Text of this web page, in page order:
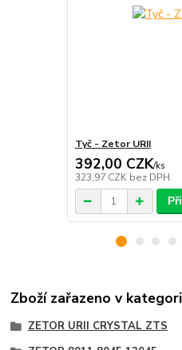
Tyč - Zetor URII
392,00 CZK/ks
323,97 CZK bez DPH
Zboží zařazeno v
ZETOR URII CRYSTAL ZTS